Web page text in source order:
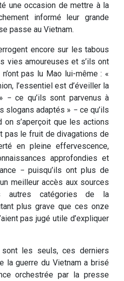
une occasion de mettre à la
informé leur grande
passe au Vietnam.
encore sur les tabous
vies amoureuses et s’ils ont
pas lu Mao lui-même : «
l’essentiel est d’éveiller la
− ce qu’ils sont parvenus à
slogans adaptés » − ce qu’ils
on s’aperçoit que les actions
pas le fruit de divagations de
en pleine effervescence,
approfondies et
− puisqu’ils ont plus de
meilleur accès aux sources
autres catégories de la
plus grave que ces onze
pas jugé utile d’expliquer
sont les seuls, ces derniers
la guerre du Vietnam a brisé
orchestrée par la presse